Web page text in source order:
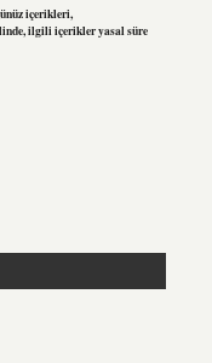
içerikleri,
ilgili içerikler yasal süre